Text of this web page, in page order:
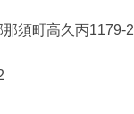
須町高久丙1179-2